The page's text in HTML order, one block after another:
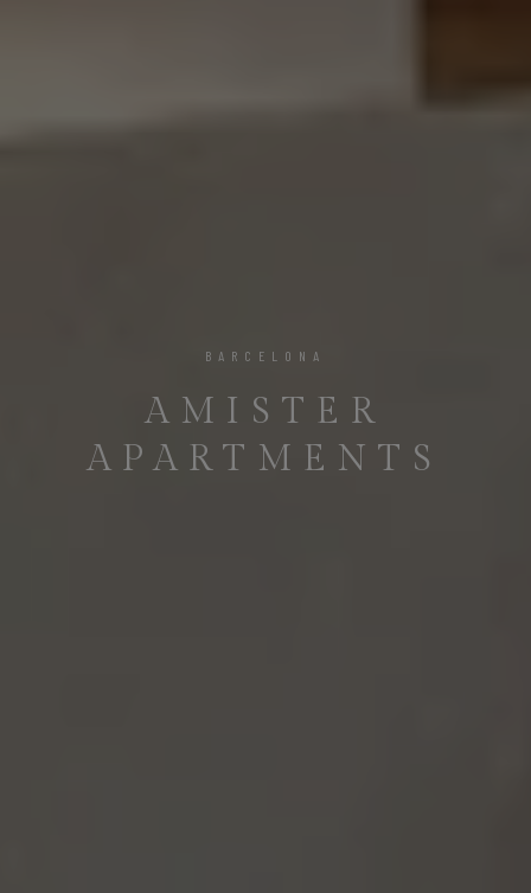
BARCELONA
AMISTER
APARTMENTS